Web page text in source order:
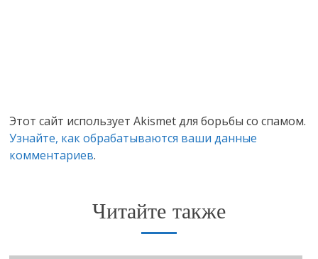
Этот сайт использует Akismet для борьбы со спамом.
Узнайте, как обрабатываются ваши данные
комментариев.
Читайте также